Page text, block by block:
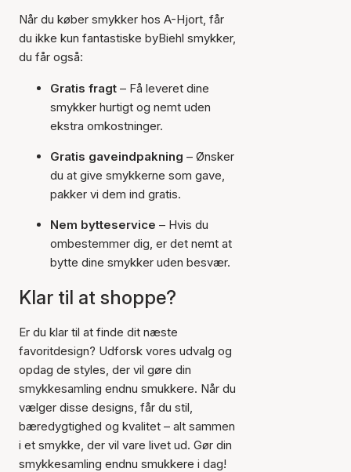
Når du køber smykker hos A-Hjort, får
du ikke kun fantastiske byBiehl smykker,
du får også:
Gratis fragt – Få leveret dine
smykker hurtigt og nemt uden
ekstra omkostninger.
Gratis gaveindpakning – Ønsker
du at give smykkerne som gave,
pakker vi dem ind gratis.
Nem bytteservice – Hvis du
ombestemmer dig, er det nemt at
bytte dine smykker uden besvær.
Klar til at shoppe?
Er du klar til at finde dit næste
favoritdesign? Udforsk vores udvalg og
opdag de styles, der vil gøre din
smykkesamling endnu smukkere. Når du
vælger disse designs, får du stil,
bæredygtighed og kvalitet – alt sammen
i et smykke, der vil vare livet ud. Gør din
smykkesamling endnu smukkere i dag!